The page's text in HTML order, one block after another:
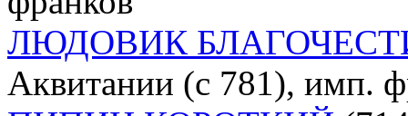
ЛЮДОВИК
Аквитании (с 781), имп.